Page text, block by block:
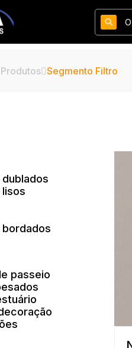
Produtos Segmento Filtro
passeio